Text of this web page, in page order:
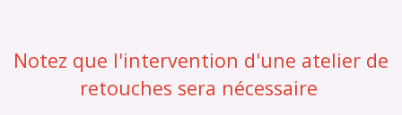
Notez que l'intervention d'une atelier de
retouches sera nécessaire